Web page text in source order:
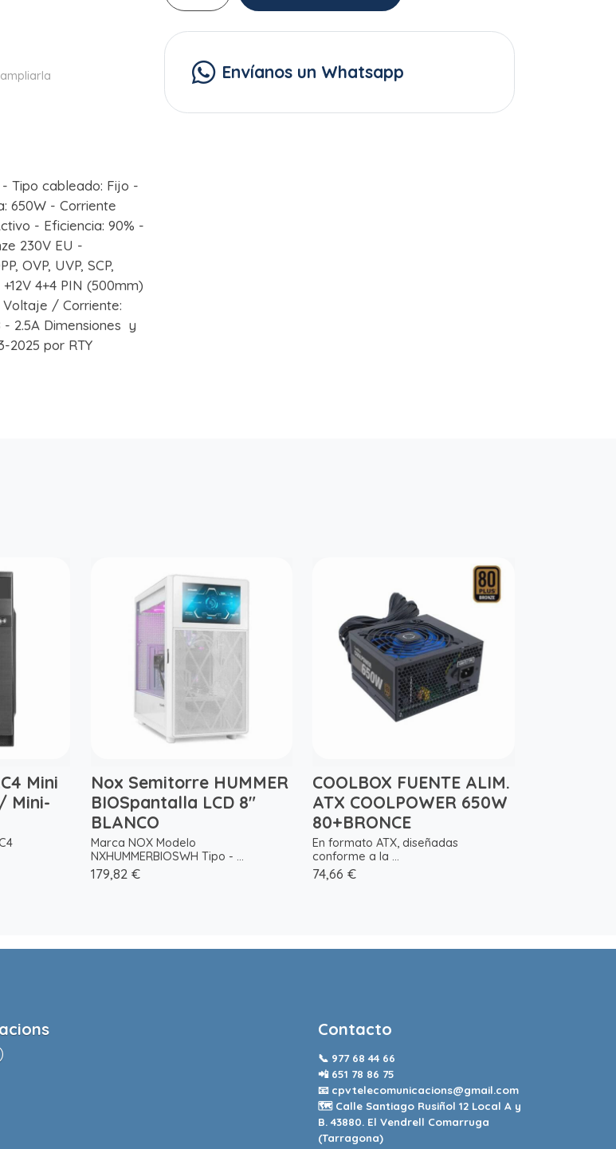
Tipo cableado: Fijo -
650W - Corriente
- Eficiencia: 90% -
230V EU -
OVP, UVP, SCP,
4+4 PIN (500mm)
/ Corriente:
- 2.5A Dimensiones y
2025 por RTY
Envíanos un Whatsapp
Mini
Mini-
Nox Semitorre HUMMER
BIOSpantalla LCD 8"
BLANCO
Marca NOX Modelo
NXHUMMERBIOSWH Tipo - ...
179,82 €
COOLBOX FUENTE ALIM.
ATX COOLPOWER 650W
80+BRONCE
En formato ATX, diseñadas
conforme a la ...
74,66 €
Contacto
📞 977 68 44 66
📲 651 78 86 75
📧 cpvtelecomunicacions@gmail.com
🗺️ Calle Santiago Rusiñol 12 Local A y
B. 43880. El Vendrell Comarruga
(Tarragona)